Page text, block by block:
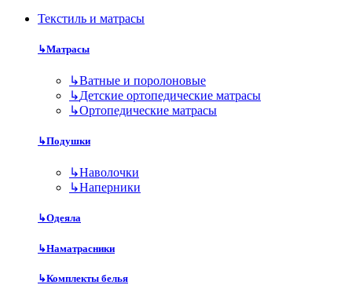
Текстиль и матрасы
↳Матрасы
↳Ватные и поролоновые
↳Детские ортопедические матрасы
↳Ортопедические матрасы
↳Подушки
↳Наволочки
↳Наперники
↳Одеяла
↳Наматрасники
↳Комплекты белья